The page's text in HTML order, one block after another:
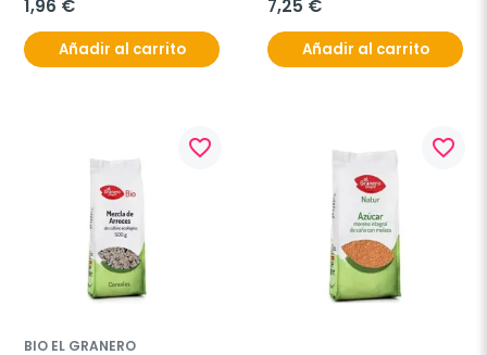
1,96 €
Añadir al carrito
7,25 €
Añadir al carrito
favorite_border
BIO EL GRANERO
favorite_border